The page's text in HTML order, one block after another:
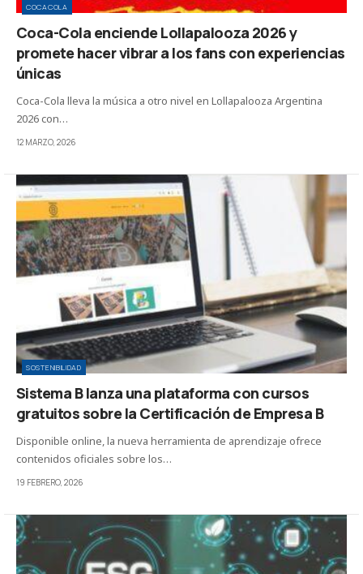
COCACOLA
Coca-Cola enciende Lollapalooza 2026 y
promete hacer vibrar a los fans con experiencias
únicas
Coca-Cola lleva la música a otro nivel en Lollapalooza Argentina
2026 con…
12 MARZO, 2026
SOSTENIBILIDAD
Sistema B lanza una plataforma con cursos
gratuitos sobre la Certificación de Empresa B
Disponible online, la nueva herramienta de aprendizaje ofrece
contenidos oficiales sobre los…
19 FEBRERO, 2026